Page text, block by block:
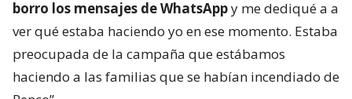
borro los mensajes de WhatsAppy me dediqué a a
ver qué estaba haciendo yo en ese momento. Estaba
preocupada de la campaña que estábamos
haciendo a las familias que se habían incendiado de